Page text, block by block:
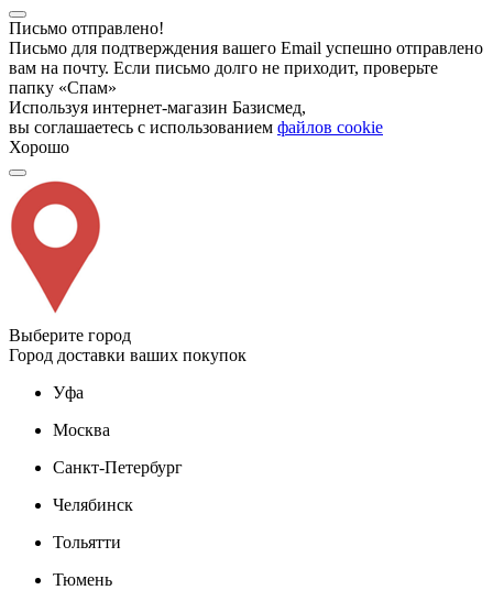
Письмо отправлено!
Письмо для подтверждения вашего Email успешно отправлено
вам на почту. Если письмо долго не приходит, проверьте
папку «Спам»
Используя интернет-магазин Базисмед,
вы соглашаетесь с использованием файлов cookie
Хорошо
Выберите город
Город доставки ваших покупок
Уфа
Москва
Санкт-Петербург
Челябинск
Тольятти
Тюмень